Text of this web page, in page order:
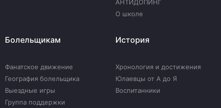
АНТИДОПИНГ
О школе
Болельщикам
Фанатское движение
География болельщика
Выездные игры
Группа поддержки
История
Хронология и достижения
Юлаевцы от А до Я
Воспитанники